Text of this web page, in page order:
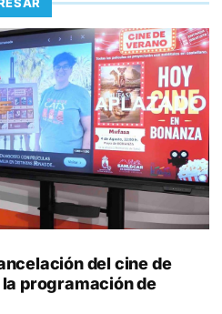
del cine de
programación de